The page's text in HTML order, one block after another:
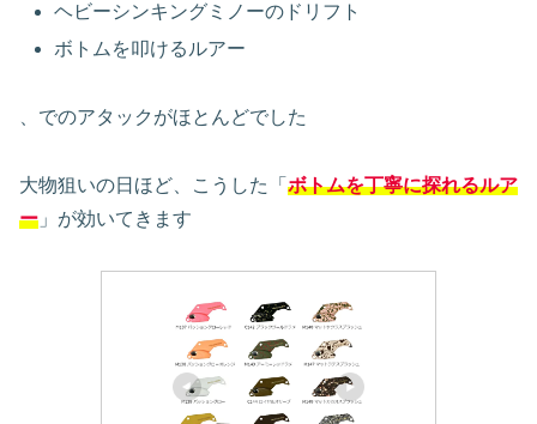
ヘビーシンキングミノーのドリフト
ボトムを叩けるルアー
、でのアタックがほとんどでした
大物狙いの日ほど、こうした「 ボトムを丁寧に探れるルア
ー 」が効いてきます